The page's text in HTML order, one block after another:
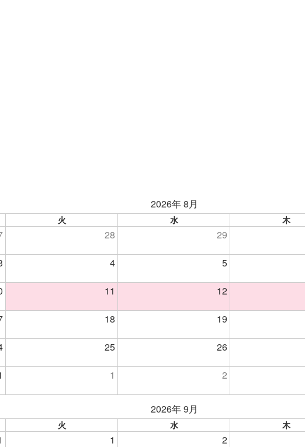
2026年 8月
火 水 木
28 29
4 5
11 12
18 19
25 26
1 2
2026年 9月
火 水 木
1 2